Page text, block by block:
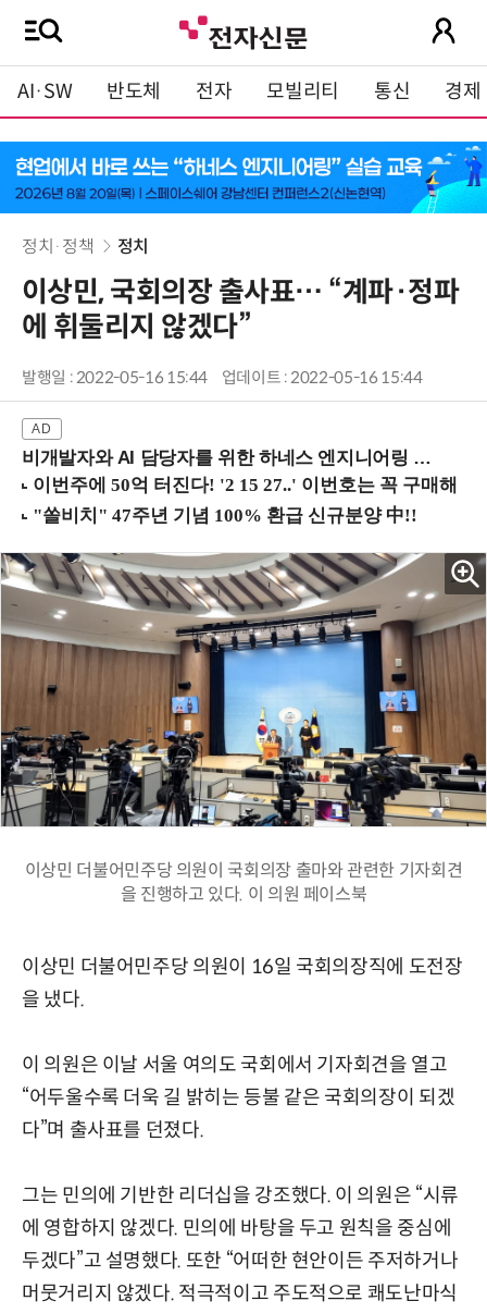
AI·SW 반도체 전자 모빌리티 통신 경제
정치·정책 정치
이상민, 국회의장 출사표… “계파·정파
에 휘둘리지 않겠다”
발행일 : 2022-05-16 15:44 업데이트 : 2022-05-16 15:44
비개발자와 AI 담당자를 위한 하네스 엔지니어링 입문과정 (8/20 신논현역)
이상민 더불어민주당 의원이 국회의장 출마와 관련한 기자회견
을 진행하고 있다. 이 의원 페이스북
이상민 더불어민주당 의원이 16일 국회의장직에 도전장
을 냈다.
이 의원은 이날 서울 여의도 국회에서 기자회견을 열고
“어두울수록 더욱 길 밝히는 등불 같은 국회의장이 되겠
다”며 출사표를 던졌다.
그는 민의에 기반한 리더십을 강조했다. 이 의원은 “시류
에 영합하지 않겠다. 민의에 바탕을 두고 원칙을 중심에
두겠다”고 설명했다. 또한 “어떠한 현안이든 주저하거나
머뭇거리지 않겠다. 적극적이고 주도적으로 쾌도난마식